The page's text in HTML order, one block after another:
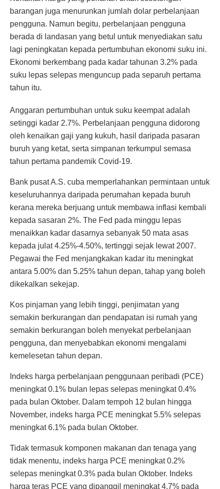
barangan juga menurunkan jumlah dolar perbelanjaan
pengguna. Namun begitu, perbelanjaan pengguna
berada di landasan yang betul untuk menyediakan satu
lagi peningkatan kepada pertumbuhan ekonomi suku ini.
Ekonomi berkembang pada kadar tahunan 3.2% pada
suku lepas selepas menguncup pada separuh pertama
tahun itu.
Anggaran pertumbuhan untuk suku keempat adalah
setinggi kadar 2.7%. Perbelanjaan pengguna didorong
oleh kenaikan gaji yang kukuh, hasil daripada pasaran
buruh yang ketat, serta simpanan terkumpul semasa
tahun pertama pandemik Covid-19.
Bank pusat A.S. cuba memperlahankan permintaan untuk
keseluruhannya daripada perumahan kepada buruh
kerana mereka berjuang untuk membawa inflasi kembali
kepada sasaran 2%. The Fed pada minggu lepas
menaikkan kadar dasarnya sebanyak 50 mata asas
kepada julat 4.25%-4.50%, tertinggi sejak lewat 2007.
Pegawai the Fed menjangkakan kadar itu meningkat
antara 5.00% dan 5.25% tahun depan, tahap yang boleh
dikekalkan sekejap.
Kos pinjaman yang lebih tinggi, penjimatan yang
semakin berkurangan dan pendapatan isi rumah yang
semakin berkurangan boleh menyekat perbelanjaan
pengguna, dan menyebabkan ekonomi mengalami
kemelesetan tahun depan.
Indeks harga perbelanjaan penggunaan peribadi (PCE)
meningkat 0.1% bulan lepas selepas meningkat 0.4%
pada bulan Oktober. Dalam tempoh 12 bulan hingga
November, indeks harga PCE meningkat 5.5% selepas
meningkat 6.1% pada bulan Oktober.
Tidak termasuk komponen makanan dan tenaga yang
tidak menentu, indeks harga PCE meningkat 0.2%
selepas meningkat 0.3% pada bulan Oktober. Indeks
harga teras PCE yang dipanggil meningkat 4.7% pada